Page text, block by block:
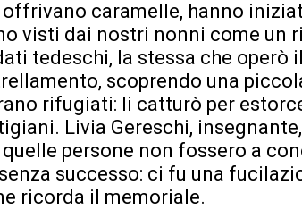
offrivano caramelle, hanno
visti dai nostri nonni come un
tedeschi, la stessa che operò
scoprendo una
rifugiati: li catturò per
Livia Gereschi,
quelle persone non fossero a
successo: ci fu una
ricorda il memoriale.